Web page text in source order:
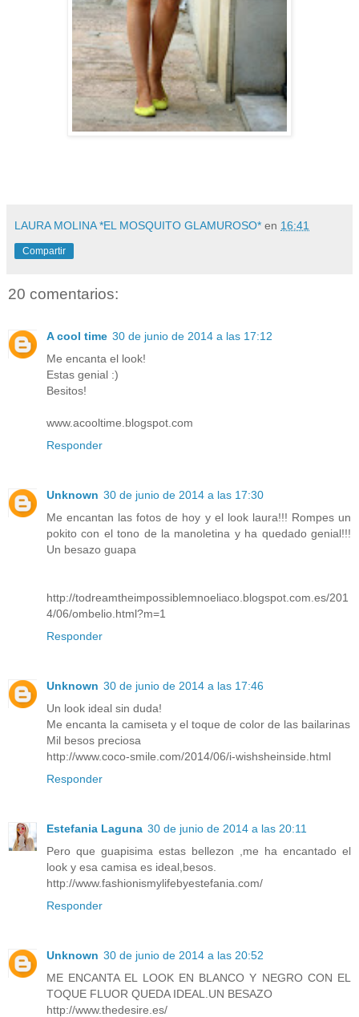
LAURA MOLINA *EL MOSQUITO GLAMUROSO* en 16:41
Compartir
20 comentarios:
A cool time 30 de junio de 2014 a las 17:12
Me encanta el look!
Estas genial :)
Besitos!
www.acooltime.blogspot.com
Responder
Unknown 30 de junio de 2014 a las 17:30
Me encantan las fotos de hoy y el look laura!!! Rompes un
pokito con el tono de la manoletina y ha quedado genial!!!
Un besazo guapa
http://todreamtheimpossiblemnoeliaco.blogspot.com.es/201
4/06/ombelio.html?m=1
Responder
Unknown 30 de junio de 2014 a las 17:46
Un look ideal sin duda!
Me encanta la camiseta y el toque de color de las bailarinas
Mil besos preciosa
http://www.coco-smile.com/2014/06/i-wishsheinside.html
Responder
Estefania Laguna 30 de junio de 2014 a las 20:11
Pero que guapisima estas bellezon ,me ha encantado el
look y esa camisa es ideal,besos.
http://www.fashionismylifebyestefania.com/
Responder
Unknown 30 de junio de 2014 a las 20:52
ME ENCANTA EL LOOK EN BLANCO Y NEGRO CON EL
TOQUE FLUOR QUEDA IDEAL.UN BESAZO
http://www.thedesire.es/